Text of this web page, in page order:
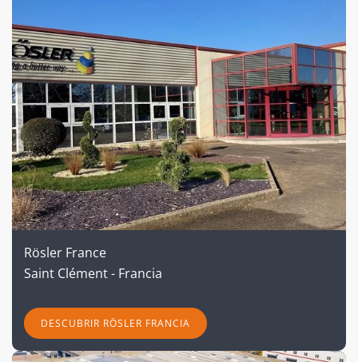
Rösler France
Saint Clément - Francia
DESCUBRIR RÖSLER FRANCIA